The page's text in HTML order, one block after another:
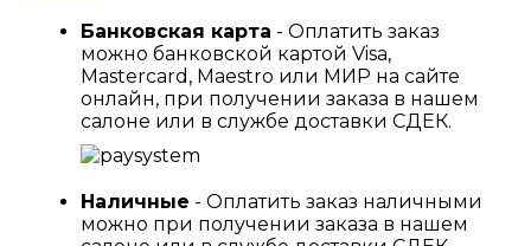
Банковская карта - Оплатить заказ
можно банковской картой Visa,
Mastercard, Maestro или МИР на сайте
онлайн, при получении заказа в нашем
салоне или в службе доставки СДЕК.
Наличные - Оплатить заказ наличными
можно при получении заказа в нашем